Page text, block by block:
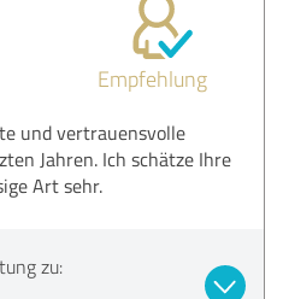
Empfehlung
und vertrauensvolle
Jahren. Ich schätze Ihre
Art sehr.
zu: